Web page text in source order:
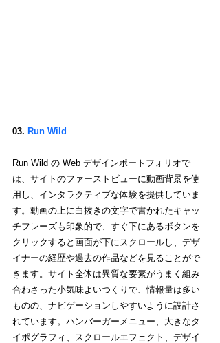
03. Run Wild
Run Wild の Web デザインポートフォリオで
は、サイトのファーストビューに動画背景を使
用し、インタラクティブな体験を提供していま
す。動画の上に白抜きの文字で書かれたキャッ
チフレーズも印象的で、すぐ下にあるボタンを
クリックすると画面が下にスクロールし、デザ
イナーの経歴や過去の作品などを見ることがで
きます。サイト全体は異質な要素がうまく組み
合わさった小気味よいつくりで、情報量は多い
ものの、ナビゲーションしやすいように設計さ
れています。ハンバーガーメニュー、大きなタ
イポグラフィ、スクロールエフェクト、デザイ